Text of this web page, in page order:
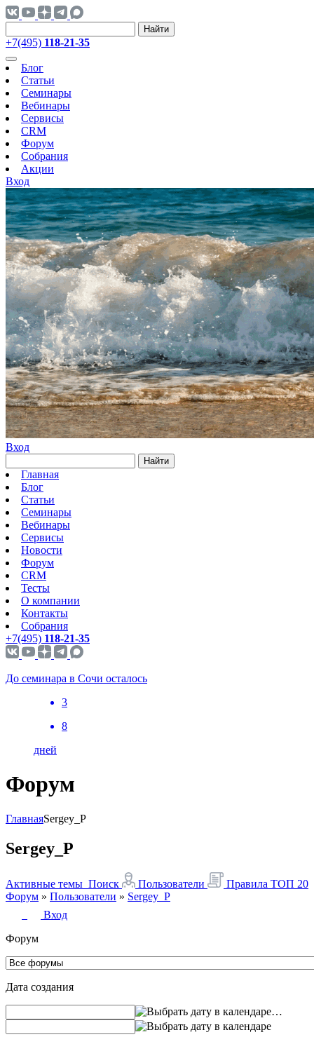
Найти
+7(495) 118-21-35
Блог
Статьи
Семинары
Вебинары
Сервисы
CRM
Форум
Собрания
Акции
Вход
Вход
Найти
Главная
Блог
Статьи
Семинары
Вебинары
Сервисы
Новости
Форум
CRM
Тесты
О компании
Контакты
Собрания
+7(495) 118-21-35
До семинара в Сочи осталось
3
8
дней
Форум
ГлавнаяSergey_P
Sergey_P
Активные темы Поиск Пользователи Правила ТОП 20
Форум » Пользователи » Sergey_P
Вход
Форум
Дата создания
…